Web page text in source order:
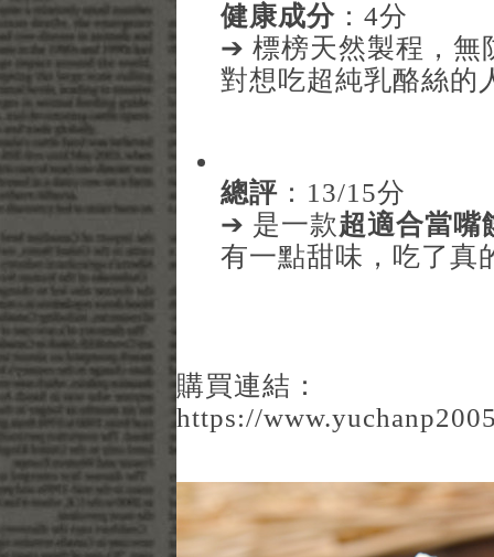
健康成分 ：4分
➔ 標榜天然製程，無
對想吃超純乳酪絲的
總評 ：13/15分
➔ 是一款超適合當嘴
有一點甜味，吃了真
購買連結：
https://